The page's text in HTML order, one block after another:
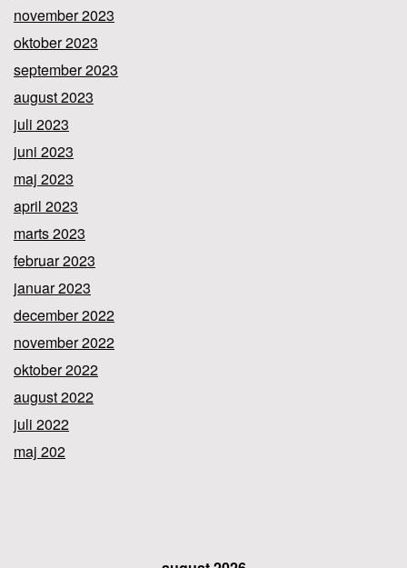
november 2023
oktober 2023
september 2023
august 2023
juli 2023
juni 2023
maj 2023
april 2023
marts 2023
februar 2023
januar 2023
december 2022
november 2022
oktober 2022
august 2022
juli 2022
maj 202